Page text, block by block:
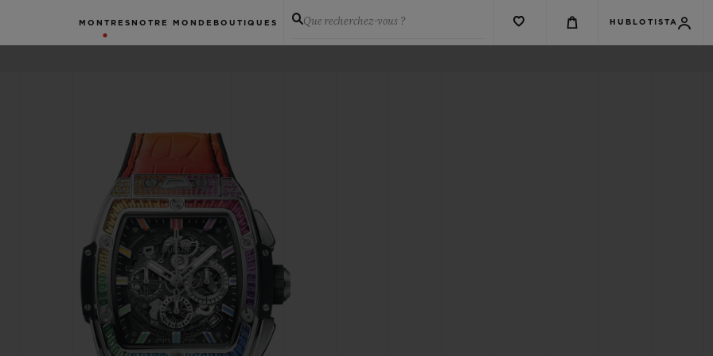
MONTRES NOTRE MONDE BOUTIQUES Que recherchez-vous ? HUBLOTISTA